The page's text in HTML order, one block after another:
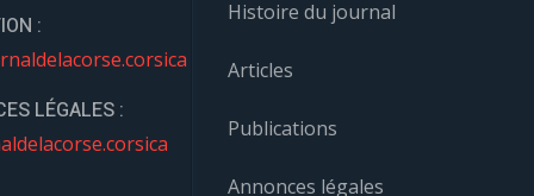
:
LÉGALES :
Histoire du journal
Articles
Publications
Annonces légales